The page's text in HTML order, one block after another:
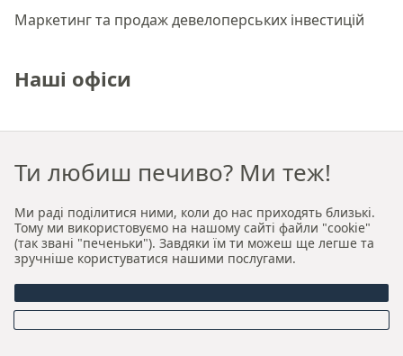
Маркетинг та продаж девелоперських інвестицій
Наші офіси
Преміальне агентство нерухомості Краків
Преміальне агентство нерухомості Вроцлав
Про нас
Хто ми
Наша авторська модель продажу та оренди
Ти любиш печиво? Ми теж!
Ми раді поділитися ними, коли до нас приходять близькі.
Тому ми використовуємо на нашому сайті файли "cookie"
(так звані "печеньки"). Завдяки їм ти можеш ще легше та
зручніше користуватися нашими послугами.